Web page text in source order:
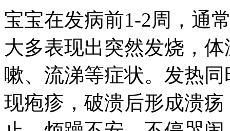
宝宝在发病前1-2周，通
大多表现出突然发烧，
嗽、流涕等症状。发热
现疱疹，破溃后形成溃